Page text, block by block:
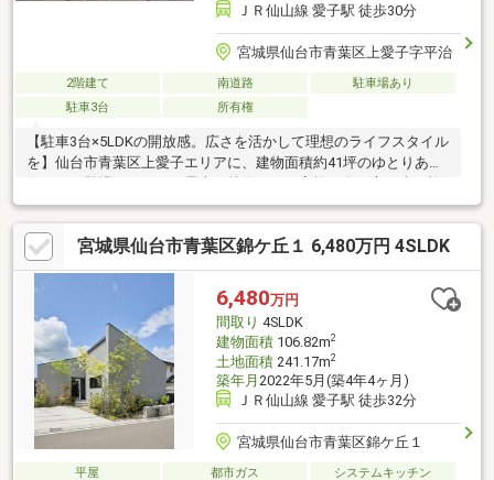
ＪＲ仙山線 愛子駅 徒歩30分
宮城県仙台市青葉区上愛子字平治
2階建て 南道路
駐車場あり
駐車3台
所有権
【駐車3台×5LDKの開放感。広さを活かして理想のライフスタイル
を】仙台市青葉区上愛子エリアに、建物面積約41坪のゆとりある
数台所有する方に嬉しい「駐車3台可能（車種による）」なスペー
スと、多彩な使い方ができる5LDKの間取りです。南側道路に面し
た整形地のため、リビングやバルコニーには心地よい陽光が差し
込みます。オノヤなら、この広さを活かして「回遊性のある大型
パントリー」や「趣味に没頭できる書斎」など、今の暮らしに合
わせた大胆なリノベーションも可能です。見学予約ボタンから最
短1分で予約完了♪
宮城県仙台市青葉区錦ケ丘１ 6,480万円 4SLDK
6,480万円
間取り 4SLDK
建物面積106.82m2
土地面積241.17m2
築年月 2022年5月(築4年4ヶ月)
ＪＲ仙山線 愛子駅 徒歩32分
宮城県仙台市青葉区錦ケ丘１
平屋 都市ガス システムキッチン